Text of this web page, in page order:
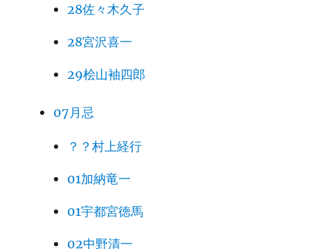
28佐々木久子
28宮沢喜一
29桧山袖四郎
07月忌
？？村上経行
01加納竜一
01宇都宮徳馬
02中野清一